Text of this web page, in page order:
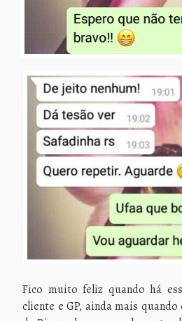
Fico muito feliz quando há
cliente e GP, ainda mais